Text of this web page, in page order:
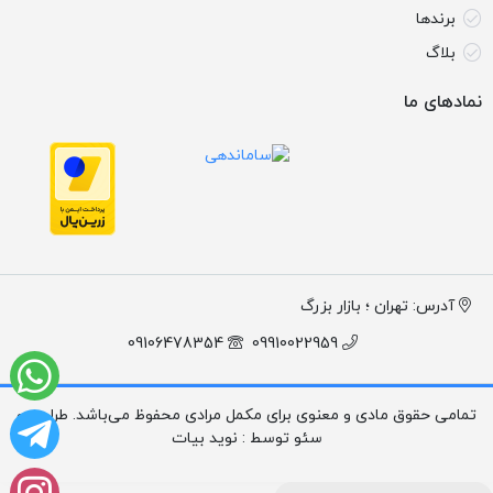
برندها
بلاگ
نمادهای ما
آدرس: تهران ؛ بازار بزرگ
09910022959
09106478354
تمامی حقوق مادی و معنوی برای مکمل مرادی محفوظ می‌باشد. طراحی و
سئو توسط : نوید بیات